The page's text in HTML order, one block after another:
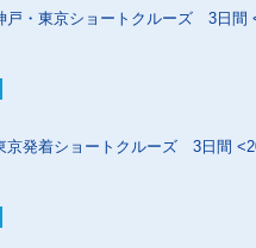
戸・東京ショートクルーズ 3日間
京発着ショートクルーズ 3日間